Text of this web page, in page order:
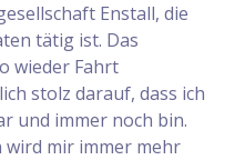
Enstall, die
tätig ist. Das
wieder Fahrt
stolz darauf, dass ich
und immer noch bin.
wird mir immer mehr